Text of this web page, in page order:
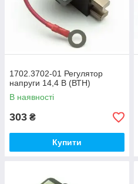
1702.3702-01 Регулятор
напруги 14,4 В (ВТН)
В наявності
303 ₴
Купити